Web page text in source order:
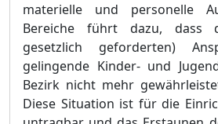
materielle und personelle
Bereiche
führtdazu, dass
gesetzlich geforderten)
gelingende Kinder- und
Bezirk nicht mehr gewä
Diese Situation ist für die